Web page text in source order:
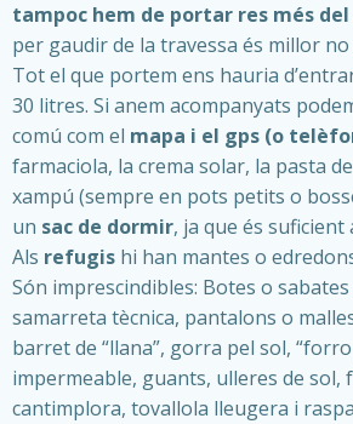
tampoc hem de portar res més del
per gaudir de la travessa és millor
Tot el que portem ens hauria
30 litres. Si anem acompanyats
comú com el mapa i el gps (o
farmaciola, la crema solar, la pasta
xampú (sempre en pots petits o
un sac de dormir, ja que és suficient
Als refugis hi han mantes o
Són imprescindibles: Botes o sabates
samarreta tècnica, pantalons o
barret de “llana”, gorra pel sol,
impermeable, guants, ulleres de sol,
cantimplora, tovallola lleugera i